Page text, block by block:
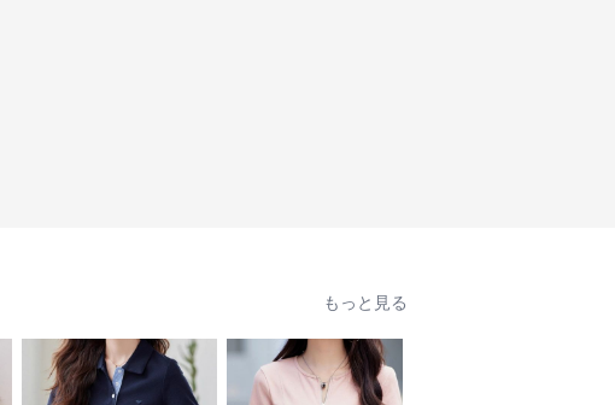
もっと見る